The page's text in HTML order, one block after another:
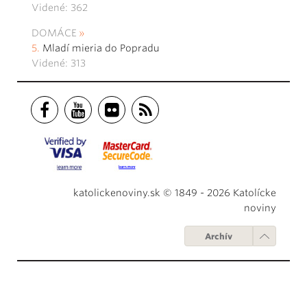
Videné: 362
DOMÁCE
Mladí mieria do Popradu
Videné: 313
katolickenoviny.sk © 1849 - 2026 Katolícke
noviny
Archív